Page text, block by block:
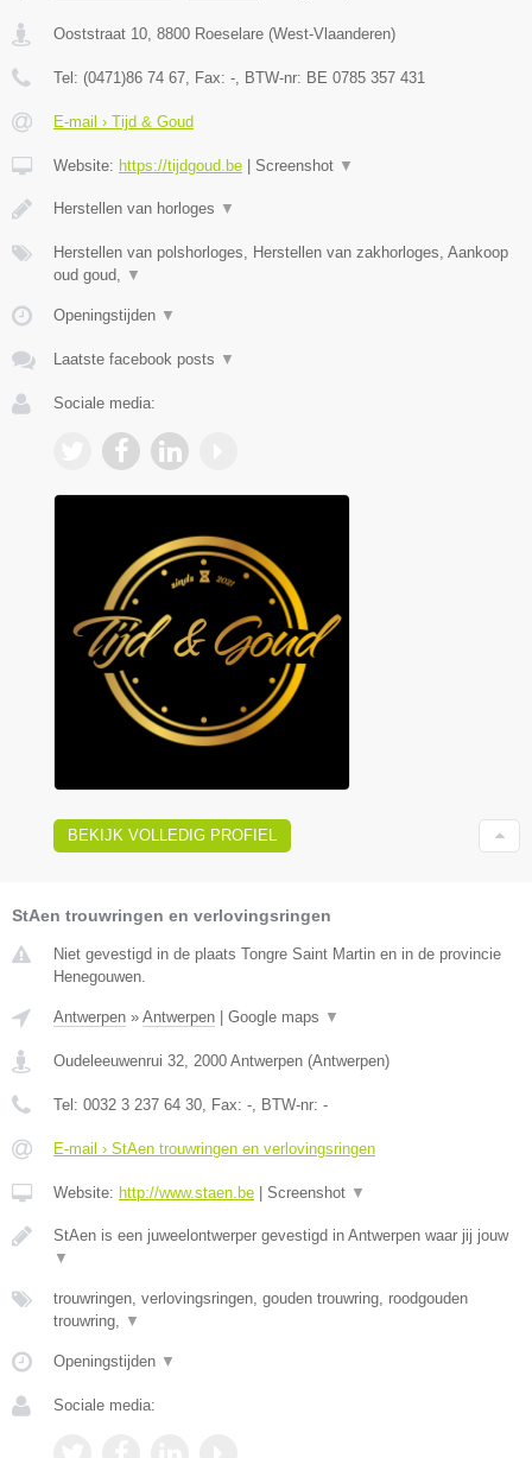
Ooststraat 10 8800 Roeselare (West-Vlaanderen)
Tel: (0471)86 74 67 , Fax: - , BTW-nr: BE 0785 357 431
E-mail › Tijd & Goud
Website: https://tijdgoud.be | Screenshot ▼
Herstellen van horloges ▼
Herstellen van polshorloges, Herstellen van zakhorloges, Aankoop
oud goud,
▼
Openingstijden ▼
Laatste facebook posts ▼
Sociale media:
BEKIJK VOLLEDIG PROFIEL
StAen trouwringen en verlovingsringen
Niet gevestigd in de plaats Tongre Saint Martin en in de provincie
Henegouwen.
Antwerpen » Antwerpen | Google maps ▼
Oudeleeuwenrui 32 2000 Antwerpen (Antwerpen)
Tel: 0032 3 237 64 30 , Fax: - , BTW-nr: -
E-mail › StAen trouwringen en verlovingsringen
Website: http://www.staen.be | Screenshot ▼
StAen is een juweelontwerper gevestigd in Antwerpen waar jij jouw
▼
trouwringen, verlovingsringen, gouden trouwring, roodgouden
trouwring,
▼
Openingstijden ▼
Sociale media: